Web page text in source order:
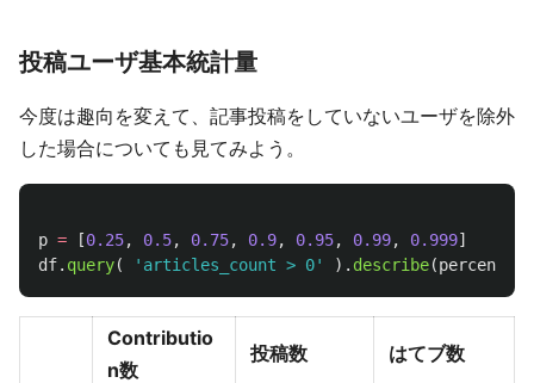
投稿ユーザ基本統計量
今度は趣向を変えて、記事投稿をしていないユーザを除外
した場合についても見てみよう。
p = [0.25, 0.5, 0.75, 0.9, 0.95, 0.99, 0.999]
df. query( ' articles_count > 0' ). describe(
Contributio
n数
投稿数 はてブ数